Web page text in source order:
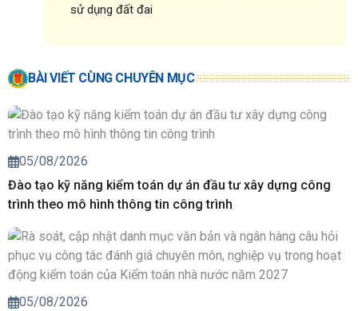
sử dụng đất đai
BÀI VIẾT CÙNG CHUYÊN MỤC
05/08/2026
Đào tạo kỹ năng kiểm toán dự án đầu tư xây dựng công
trình theo mô hình thông tin công trình
05/08/2026